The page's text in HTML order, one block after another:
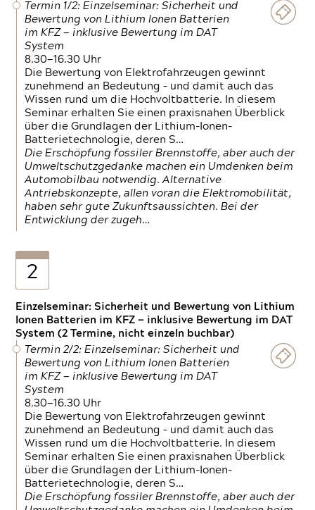
Termin 1/2: Einzelseminar: Sicherheit und
Bewertung von Lithium Ionen Batterien
im KFZ — inklusive Bewertung im DAT
System
8.30—16.30 Uhr
Die Bewertung von Elektrofahrzeugen gewinnt
zunehmend an Bedeutung – und damit auch das
Wissen rund um die Hochvoltbatterie. In diesem
Seminar erhalten Sie einen praxisnahen Überblick
über die Grundlagen der Lithium-Ionen-
Batterietechnologie, deren S…
Die Erschöpfung fossiler Brennstoffe, aber auch der
Umweltschutzgedanke machen ein Umdenken beim
Automobilbau notwendig. Alternative
Antriebskonzepte, allen voran die Elektromobilität,
haben sehr gute Zukunftsaussichten. Bei der
Entwicklung der zugeh…
2
Einzelseminar: Sicherheit und Bewertung von Lithium
Ionen Batterien im KFZ — inklusive Bewertung im DAT
System (2 Termine, nicht einzeln buchbar)
Termin 2/2: Einzelseminar: Sicherheit und
Bewertung von Lithium Ionen Batterien
im KFZ — inklusive Bewertung im DAT
System
8.30—16.30 Uhr
Die Bewertung von Elektrofahrzeugen gewinnt
zunehmend an Bedeutung – und damit auch das
Wissen rund um die Hochvoltbatterie. In diesem
Seminar erhalten Sie einen praxisnahen Überblick
über die Grundlagen der Lithium-Ionen-
Batterietechnologie, deren S…
Die Erschöpfung fossiler Brennstoffe, aber auch der